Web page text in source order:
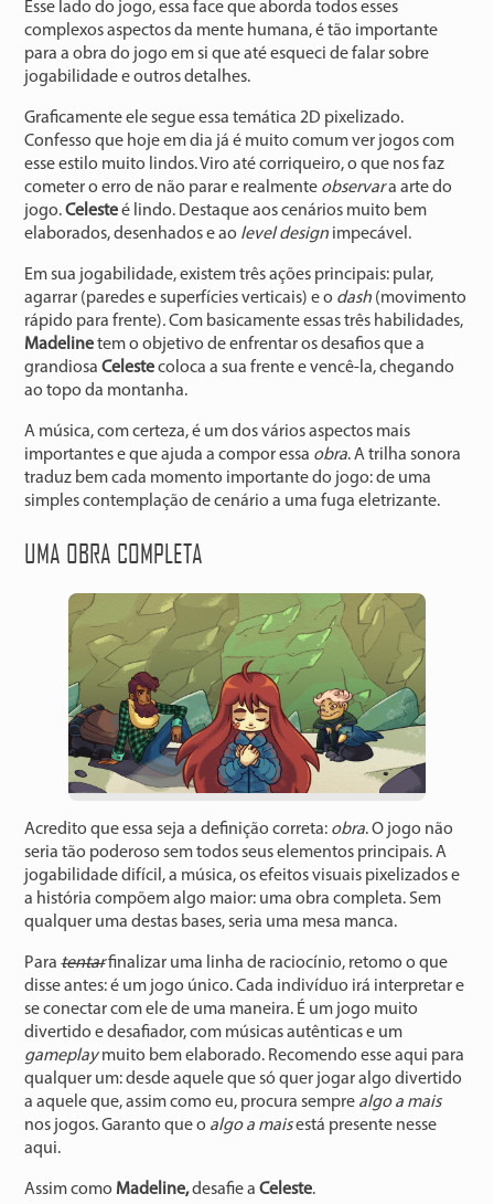
Esse lado do jogo, essa face que aborda todos esses
complexos aspectos da mente humana, é tão importante
para a obra do jogo em si que até esqueci de falar sobre
jogabilidade e outros detalhes.
Graficamente ele segue essa temática 2D pixelizado.
Confesso que hoje em dia já é muito comum ver jogos com
esse estilo muito lindos. Viro até corriqueiro, o que nos faz
cometer o erro de não parar e realmente observara arte do
jogo.Celesteé lindo. Destaque aos cenários muito bem
elaborados, desenhados e ao level design impecável.
Em sua jogabilidade, existem três ações principais: pular,
agarrar (paredes e superfícies verticais) e o dash (movimento
rápido para frente).Com basicamente essas três habilidades,
Madelinetem o objetivo de enfrentar os desafios que a
grandiosaCelestecoloca a sua frente e vencê-la, chegando
ao topo da montanha.
A música, com certeza, é um dos vários aspectos mais
importantes e que ajuda a compor essa obra. A trilha sonora
traduz bem cada momento importante do jogo: de uma
simples contemplação de cenário a uma fuga eletrizante.
UMA OBRA COMPLETA
Acredito que essa seja a definição correta: obra. O jogo não
seria tão poderoso sem todos seus elementos principais. A
jogabilidade difícil, a música, os efeitos visuais pixelizados e
a história compõem algo maior: uma obra completa. Sem
qualquer uma destas bases, seria uma mesa manca.
Paratentarfinalizar uma linha de raciocínio, retomo o que
disse antes: é um jogo único. Cada indivíduo irá interpretar e
se conectar com ele de uma maneira. É um jogo muito
divertido e desafiador, com músicas autênticas e um
gameplaymuito bem elaborado. Recomendo esse aqui para
qualquer um: desde aquele que só quer jogar algo divertido
a aquele que, assim como eu, procura sempre algo a mais
nos jogos. Garanto que o algo a maisestá presente nesse
aqui.
Assim como Madeline,desafie aCeleste.